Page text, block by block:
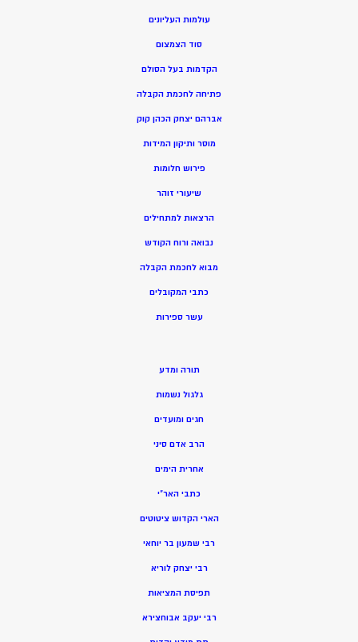
עולמות העליונים
סוד הצמצום
הקדמות בעל הסולם
פתיחה לחכמת הקבלה
אברהם יצחק הכהן קוק
מוסר ותיקון המידות
פירוש חלומות
שיעורי זוהר
הרצאות למתחילים
נבואה ורוח הקודש
מבוא לחכמת הקבלה
כתבי המקובלים
עשר ספירות
תורה ומדע
גלגול נשמות
חגים ומועדים
הרב אדם סיני
אחרית הימים
כתבי האר”י
הארי הקדוש ציטוטים
רבי שמעון בר יוחאי
רבי יצחק לוריא
תפיסת המציאות
רבי יעקב אבוחצירא